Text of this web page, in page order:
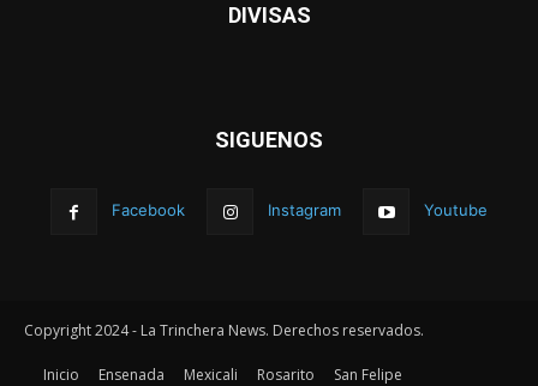
DIVISAS
SIGUENOS
Facebook Instagram Youtube
Copyright 2024 - La Trinchera News. Derechos reservados.
Inicio Ensenada Mexicali Rosarito San Felipe